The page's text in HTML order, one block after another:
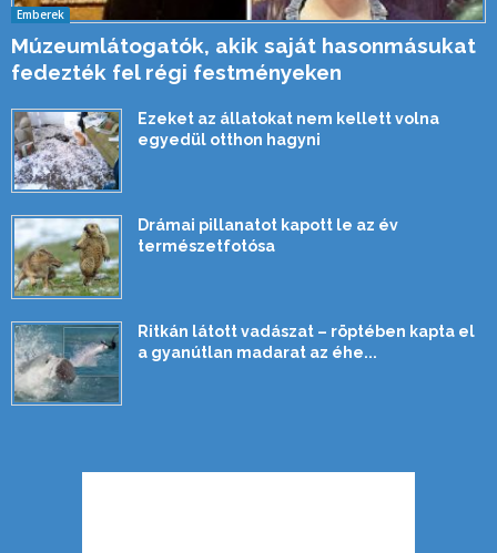
Emberek
Múzeumlátogatók, akik saját hasonmásukat
fedezték fel régi festményeken
Ezeket az állatokat nem kellett volna
egyedül otthon hagyni
Drámai pillanatot kapott le az év
természetfotósa
Ritkán látott vadászat – röptében kapta el
a gyanútlan madarat az éhe...